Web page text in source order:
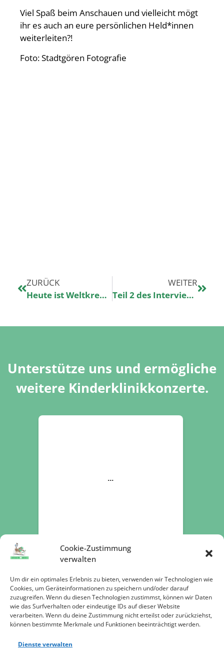
Cookie-Zustimmung
verwalten
Um dir ein optimales Erlebnis zu bieten, verwenden wir Technologien wie
Cookies, um Geräteinformationen zu speichern und/oder darauf
zuzugreifen. Wenn du diesen Technologien zustimmst, können wir Daten
wie das Surfverhalten oder eindeutige IDs auf dieser Website
verarbeiten. Wenn du deine Zustimmung nicht erteilst oder zurückziehst,
können bestimmte Merkmale und Funktionen beeinträchtigt werden.
Dienste verwalten
Viel Spaß beim Anschauen und vielleicht mögt
ihr es auch an eure persönlichen Held*innen
weiterleiten?!
Foto: Stadtgören Fotografie
ZURÜCK
Heute ist Weltkrebstag
WEITER
Teil 2 des Interviews mit Nicole und Nadja
Unterstütze uns und ermögliche
weitere Kinderklinikkonzerte.
Jetzt spenden